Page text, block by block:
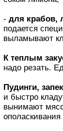
- для крабов,
подается
выламывают
К теплым
надо резать.
Пудинги,
и быстро
вынимают